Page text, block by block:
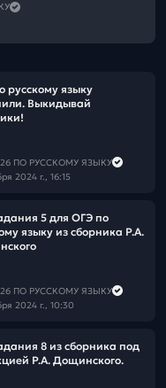
русскому языку
Выкидывай
ПО РУССКОМУ ЯЗЫКУ
2024 г., 16:15
5 для ОГЭ по
языку из сборника Р.А.
ПО РУССКОМУ ЯЗЫКУ
2024 г., 10:30
8 из сборника под
Р.А. Дощинского.